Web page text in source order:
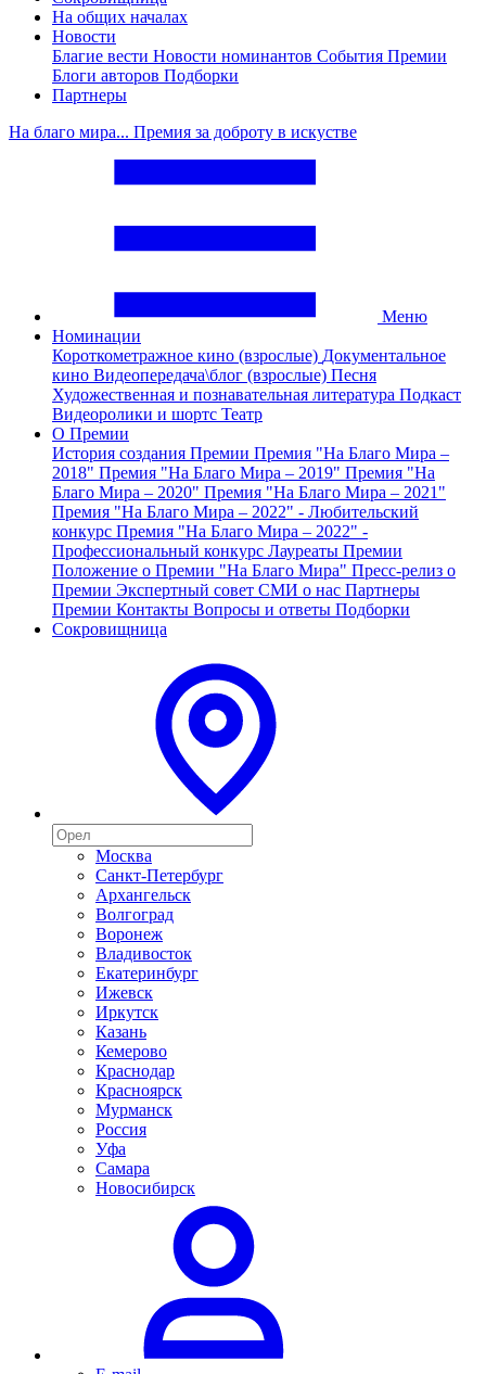
На общих началах
Новости
Благие вести Новости номинантов События Премии
Блоги авторов Подборки
Партнеры
На благо мира... Премия за доброту в искустве
Меню
Номинации
Короткометражное кино (взрослые) Документальное
кино Видеопередача\блог (взрослые) Песня
Художественная и познавательная литература Подкаст
Видеоролики и шортс Театр
О Премии
История создания Премии Премия "На Благо Мира –
2018" Премия "На Благо Мира – 2019" Премия "На
Благо Мира – 2020" Премия "На Благо Мира – 2021"
Премия "На Благо Мира – 2022" - Любительский
конкурс Премия "На Благо Мира – 2022" -
Профессиональный конкурс Лауреаты Премии
Положение о Премии "На Благо Мира" Пресс-релиз о
Премии Экспертный совет СМИ о нас Партнеры
Премии Контакты Вопросы и ответы Подборки
Сокровищница
Москва
Санкт-Петербург
Архангельск
Волгоград
Воронеж
Владивосток
Екатеринбург
Ижевск
Иркутск
Казань
Кемерово
Краснодар
Красноярск
Мурманск
Россия
Уфа
Самара
Новосибирск